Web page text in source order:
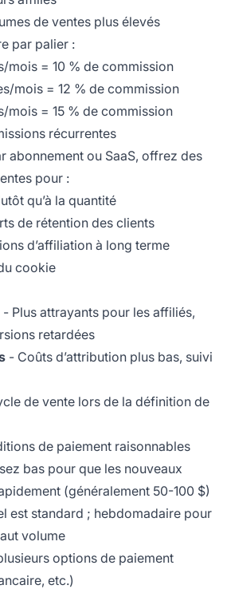
de ventes plus élevés
par palier :
mois = 10 % de commission
mois = 12 % de commission
mois = 15 % de commission
récurrentes
abonnement ou SaaS, offrez des
pour :
qu’à la quantité
de rétention des clients
d’affiliation à long terme
cookie
- Plus attrayants pour les affiliés,
retardées
- Coûts d’attribution plus bas, suivi
de vente lors de la définition de
de paiement raisonnables
bas pour que les nouveaux
(généralement 50-100 $)
est standard ; hebdomadaire pour
volume
options de paiement
etc.)